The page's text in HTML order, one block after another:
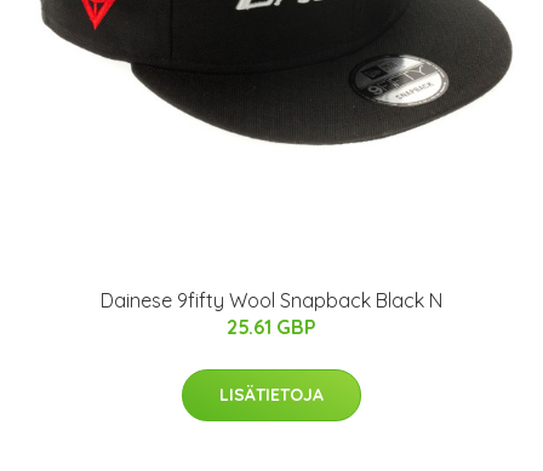
Dainese 9fifty Wool Snapback Black N
25.61 GBP
LISÄTIETOJA